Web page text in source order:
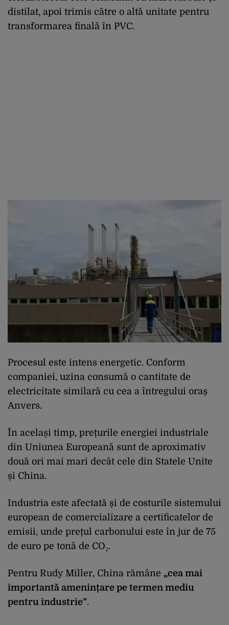
distilat, apoi trimis către o altă unitate pentru
transformarea finală în PVC.
Procesul este intens energetic. Conform
companiei, uzina consumă o cantitate de
electricitate similară cu cea a întregului oraș
Anvers.
În același timp, prețurile energiei industriale
din Uniunea Europeană sunt de aproximativ
două ori mai mari decât cele din Statele Unite
și China.
Industria este afectată și de costurile sistemului
european de comercializare a certificatelor de
emisii, unde prețul carbonului este în jur de 75
de euro pe tonă de CO₂.
Pentru Rudy Miller, China rămâne „cea mai
importantă amenințare pe termen mediu
pentru industrie”.